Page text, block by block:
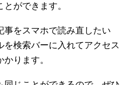
とができます。
事をスマホで読み直したい
を検索バーに入れてアクセス
ります。